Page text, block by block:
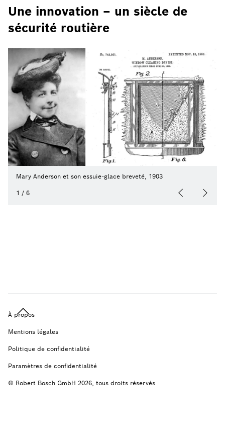
Une innovation – un siècle de
sécurité routière
Mary Anderson et son essuie-glace breveté, 1903
1 / 6
À propos
Mentions légales
Politique de confidentialité
Paramètres de confidentialité
© Robert Bosch GmbH 2026, tous droits réservés